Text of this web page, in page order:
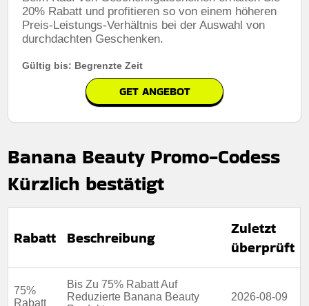
20% Rabatt und profitieren so von einem höheren
Preis-Leistungs-Verhältnis bei der Auswahl von
durchdachten Geschenken.
Gültig bis: Begrenzte Zeit
GET ANGEBOT
Banana Beauty Promo-Codess
Kürzlich bestätigt
Rabatt Beschreibung
Zuletzt
überprüft
75%
Rabatt
Bis Zu 75% Rabatt Auf
Reduzierte Banana Beauty
2026-08-09